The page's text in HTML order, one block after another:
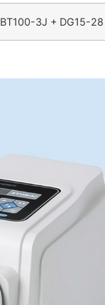
BT100-3J + DG15-28